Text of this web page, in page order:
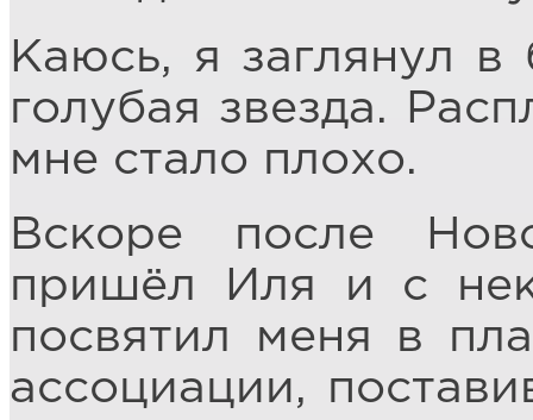
Каюсь, я заглянул
голубая звезда.
мне стало плохо.
Вскоре после
пришёл Иля и с
посвятил меня в
ассоциации,